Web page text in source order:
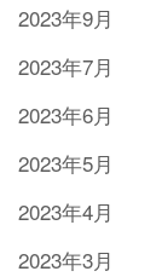
2023年9月
2023年7月
2023年6月
2023年5月
2023年4月
2023年3月